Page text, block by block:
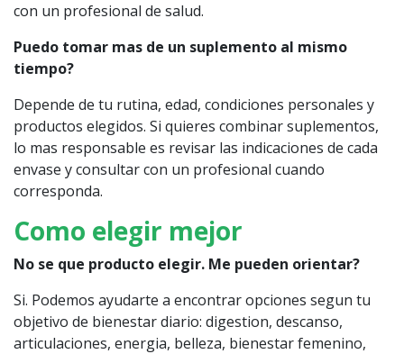
con un profesional de salud.
Puedo tomar mas de un suplemento al mismo
tiempo?
Depende de tu rutina, edad, condiciones personales y
productos elegidos. Si quieres combinar suplementos,
lo mas responsable es revisar las indicaciones de cada
envase y consultar con un profesional cuando
corresponda.
Como elegir mejor
No se que producto elegir. Me pueden orientar?
Si. Podemos ayudarte a encontrar opciones segun tu
objetivo de bienestar diario: digestion, descanso,
articulaciones, energia, belleza, bienestar femenino,